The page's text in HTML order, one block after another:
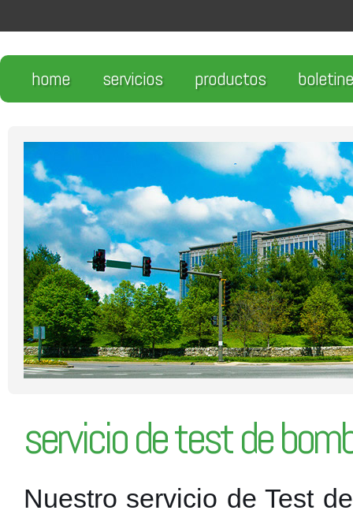
home servicios productos
servicio de test de
Nuestro servicio de Test